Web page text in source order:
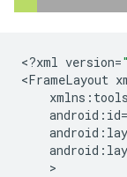
<?xml version=
<FrameLayout
xmlns : tools
android : id=
android :
android :
>